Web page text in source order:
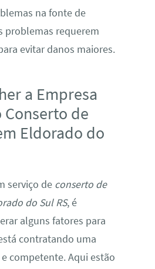
na fonte de
problemas requerem
evitar danos maiores.
a Empresa
Conserto de
Eldorado do
serviço de conserto de
do Sul RS, é
alguns fatores para
contratando uma
competente. Aqui estão